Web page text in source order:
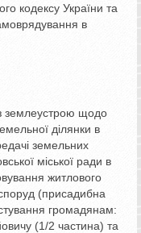
кодексу України та
в
землеустрою щодо
ділянки в
земельних
міської ради в
житлового
(присадибна
громадянам:
(1/2 частина) та